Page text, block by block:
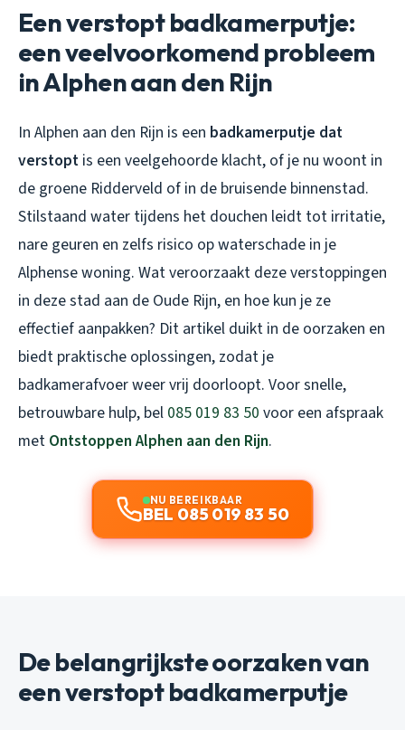
Een verstopt badkamerputje:
een veelvoorkomend probleem
in Alphen aan den Rijn
In Alphen aan den Rijn is een badkamerputje dat
verstopt is een veelgehoorde klacht, of je nu woont in
de groene Ridderveld of in de bruisende binnenstad.
Stilstaand water tijdens het douchen leidt tot irritatie,
nare geuren en zelfs risico op waterschade in je
Alphense woning. Wat veroorzaakt deze verstoppingen
in deze stad aan de Oude Rijn, en hoe kun je ze
effectief aanpakken? Dit artikel duikt in de oorzaken en
biedt praktische oplossingen, zodat je
badkamerafvoer weer vrij doorloopt. Voor snelle,
betrouwbare hulp, bel 085 019 83 50 voor een afspraak
met Ontstoppen Alphen aan den Rijn.
NU BEREIKBAAR
BEL 085 019 83 50
De belangrijkste oorzaken van
een verstopt badkamerputje